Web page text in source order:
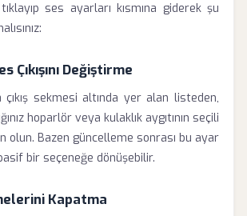
ses ayarları kısmına giderek şu
Çıkışını Değiştirme
çıkış sekmesi altında yer alan listeden,
hoparlör veya kulaklık aygıtının seçili
olun. Bazen güncelleme sonrası bu ayar
bir seçeneğe dönüşebilir.
Kapatma